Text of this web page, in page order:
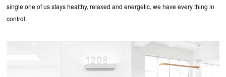
single one of us stays healthy, relaxed and energetic, we have every thing in
control.